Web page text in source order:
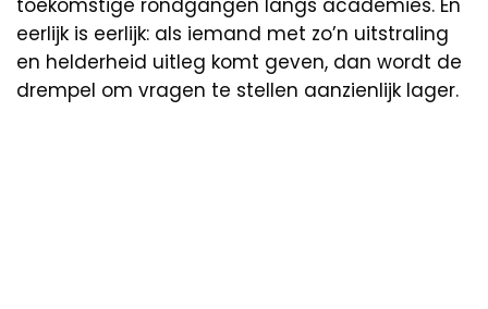
toekomstige rondgangen langs academies. En
eerlijk is eerlijk: als iemand met zo’n uitstraling
en helderheid uitleg komt geven, dan wordt de
drempel om vragen te stellen aanzienlijk lager.